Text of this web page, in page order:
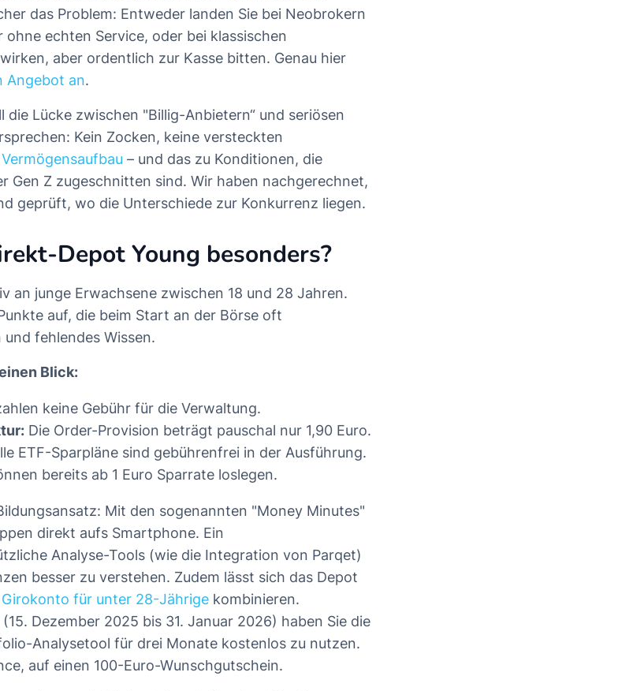
das Problem: Entweder landen Sie bei Neobrokern
echten Service, oder bei klassischen
aber ordentlich zur Kasse bitten. Genau hier
Angebot an.
die Lücke zwischen "Billig-Anbietern“ und seriösen
Kein Zocken, keine versteckten
Vermögensaufbau – und das zu Konditionen, die
Gen Z zugeschnitten sind. Wir haben nachgerechnet,
geprüft, wo die Unterschiede zur Konkurrenz liegen.
Depot Young besonders?
an junge Erwachsene zwischen 18 und 28 Jahren.
auf, die beim Start an der Börse oft
fehlendes Wissen.
Blick:
keine Gebühr für die Verwaltung.
Die Order-Provision beträgt pauschal nur 1,90 Euro.
ETF-Sparpläne sind gebührenfrei in der Ausführung.
bereits ab 1 Euro Sparrate loslegen.
Mit den sogenannten "Money Minutes"
direkt aufs Smartphone. Ein
Analyse-Tools (wie die Integration von Parqet)
besser zu verstehen. Zudem lässt sich das Depot
für unter 28-Jährige kombinieren.
Dezember 2025 bis 31. Januar 2026) haben Sie die
Analysetool für drei Monate kostenlos zu nutzen.
auf einen 100-Euro-Wunschgutschein.